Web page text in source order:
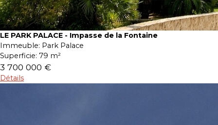
LE PARK PALACE - Impasse de la Fontaine
Immeuble: Park Palace
Superficie: 79 m²
3 700 000 €
Détails